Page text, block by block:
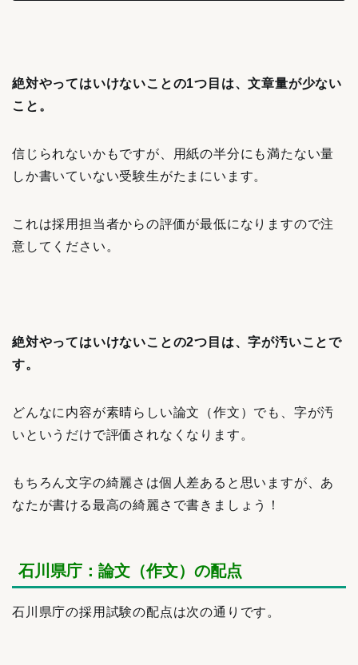
絶対やってはいけないことの1つ目は、文章量が少ない
こと。
信じられないかもですが、用紙の半分にも満たない量
しか書いていない受験生がたまにいます。
これは採用担当者からの評価が最低になりますので注
意してください。
絶対やってはいけないことの2つ目は、字が汚いことで
す。
どんなに内容が素晴らしい論文（作文）でも、字が汚
いというだけで評価されなくなります。
もちろん文字の綺麗さは個人差あると思いますが、あ
なたが書ける最高の綺麗さで書きましょう！
石川県庁：論文（作文）の配点
石川県庁の採用試験の配点は次の通りです。